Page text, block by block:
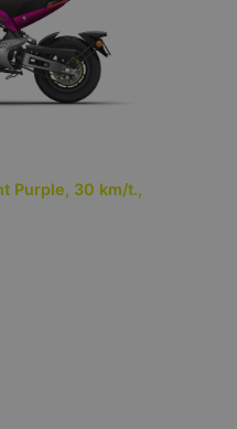
Purple, 30 km/t.,